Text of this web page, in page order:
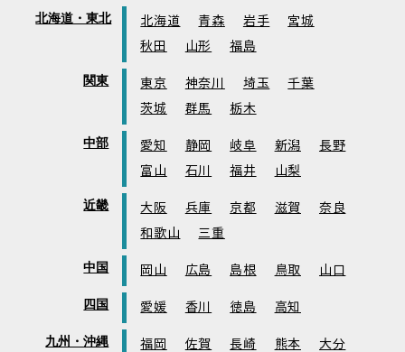
北海道・東北 北海道 青森 岩手
宮城
秋田
山形 福島
関東 東京 神奈川 埼玉
千葉
茨城
群馬 栃木
中部 愛知 静岡 岐阜 新潟
長野
富山
石川 福井 山梨
近畿 大阪 兵庫 京都 滋賀
奈良
和歌山
三重
中国 岡山 広島 島根 鳥取 山口
四国 愛媛 香川 徳島 高知
九州・沖縄 福岡 佐賀 長崎 熊本
大分